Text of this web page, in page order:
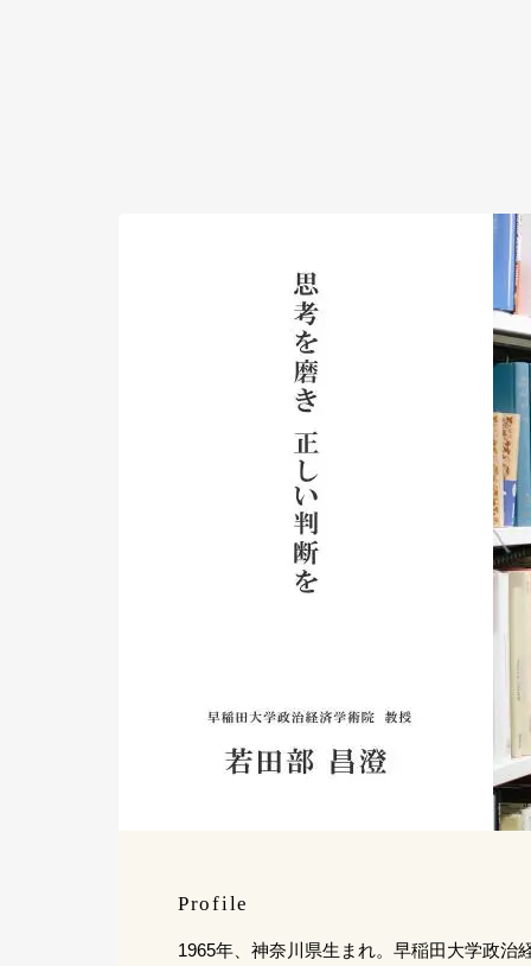
Profile
1965年、神奈川県生まれ。早稲田大学政治